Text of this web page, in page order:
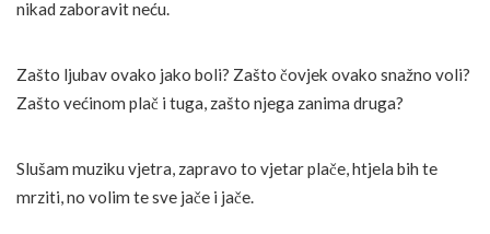
nikad zaboravit neću.
Zašto ljubav ovako jako boli? Zašto čovjek ovako snažno voli?
Zašto većinom plač i tuga, zašto njega zanima druga?
Slušam muziku vjetra, zapravo to vjetar plače, htjela bih te
mrziti, no volim te sve jače i jače.